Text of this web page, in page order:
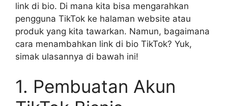
link di bio. Di mana kita bisa mengarahkan
pengguna TikTok ke halaman website atau
produk yang kita tawarkan. Namun, bagaimana
cara menambahkan link di bio TikTok? Yuk,
simak ulasannya di bawah ini!
1. Pembuatan Akun